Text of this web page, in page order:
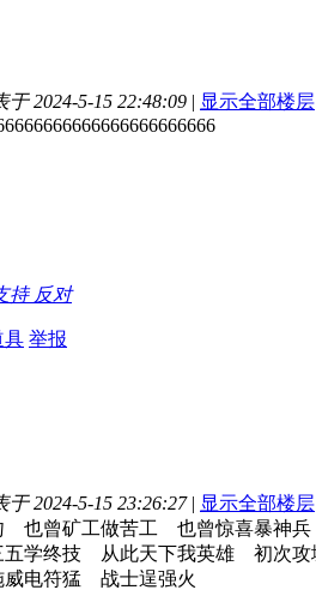
于 2024-5-15 22:48:09 | 显示全部楼层
持 反对
具 举报
于 2024-5-15 23:26:27 | 显示全部楼层
也曾矿工做苦工 也曾惊喜暴神
五学终技 从此天下我英雄 初次
威电符猛 战士逞强火